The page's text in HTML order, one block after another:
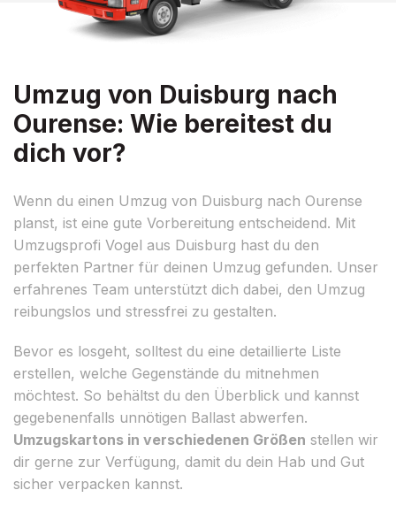
Umzug von Duisburg nach
Ourense: Wie bereitest du
dich vor?
Wenn du einen Umzug von Duisburg nach Ourense
planst, ist eine gute Vorbereitung entscheidend. Mit
Umzugsprofi Vogel aus Duisburg hast du den
perfekten Partner für deinen Umzug gefunden. Unser
erfahrenes Team unterstützt dich dabei, den Umzug
reibungslos und stressfrei zu gestalten.
Bevor es losgeht, solltest du eine detaillierte Liste
erstellen, welche Gegenstände du mitnehmen
möchtest. So behältst du den Überblick und kannst
gegebenenfalls unnötigen Ballast abwerfen.
Umzugskartons in verschiedenen Größen stellen wir
dir gerne zur Verfügung, damit du dein Hab und Gut
sicher verpacken kannst.